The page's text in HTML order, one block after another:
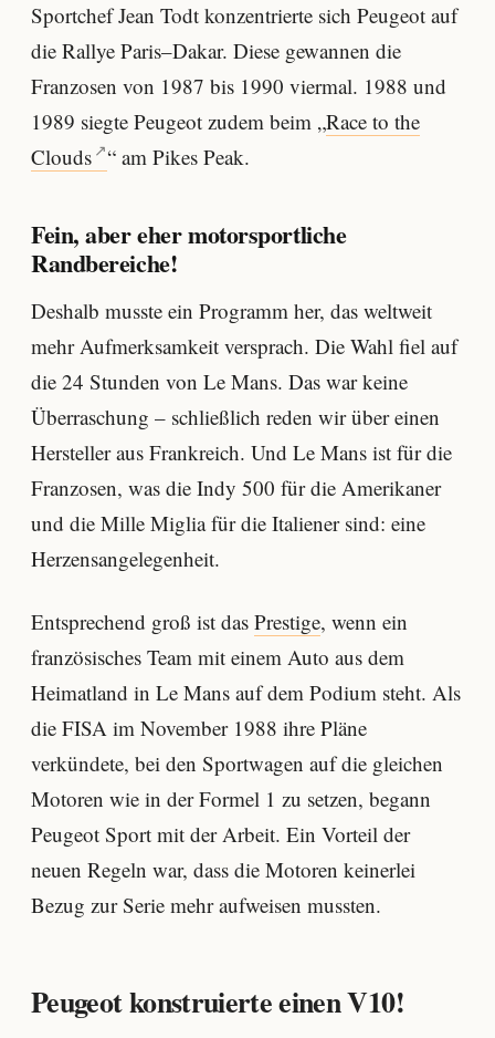
Sportchef Jean Todt konzentrierte sich Peugeot auf
die Rallye Paris–Dakar. Diese gewannen die
Franzosen von 1987 bis 1990 viermal. 1988 und
1989 siegte Peugeot zudem beim „Race to the
Clouds “ am Pikes Peak.
Fein, aber eher motorsportliche
Randbereiche!
Deshalb musste ein Programm her, das weltweit
mehr Aufmerksamkeit versprach. Die Wahl fiel auf
die 24 Stunden von Le Mans. Das war keine
Überraschung – schließlich reden wir über einen
Hersteller aus Frankreich. Und Le Mans ist für die
Franzosen, was die Indy 500 für die Amerikaner
und die Mille Miglia für die Italiener sind: eine
Herzensangelegenheit.
Entsprechend groß ist das Prestige, wenn ein
französisches Team mit einem Auto aus dem
Heimatland in Le Mans auf dem Podium steht. Als
die FISA im November 1988 ihre Pläne
verkündete, bei den Sportwagen auf die gleichen
Motoren wie in der Formel 1 zu setzen, begann
Peugeot Sport mit der Arbeit. Ein Vorteil der
neuen Regeln war, dass die Motoren keinerlei
Bezug zur Serie mehr aufweisen mussten.
Peugeot konstruierte einen V10!